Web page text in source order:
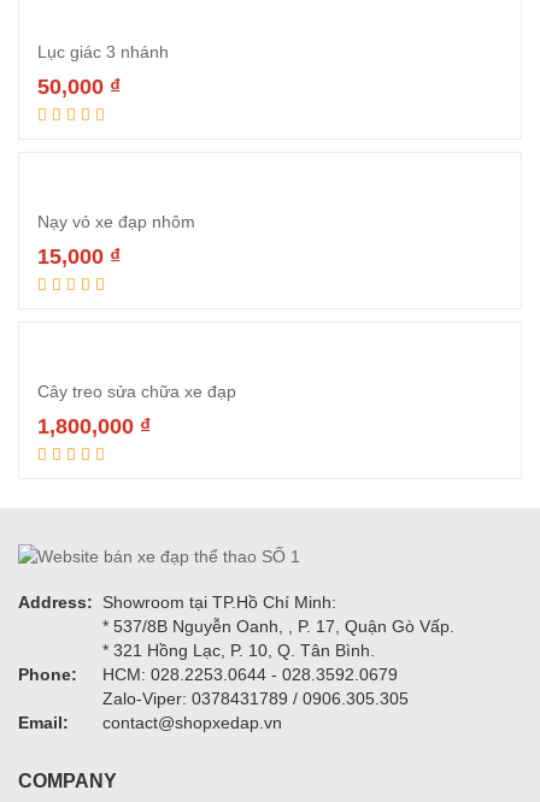
Lục giác 3 nhánh
50,000 ₫
Nạy vỏ xe đạp nhôm
15,000 ₫
Cây treo sửa chữa xe đạp
1,800,000 ₫
Address:
Showroom tại TP.Hồ Chí Minh:
* 537/8B Nguyễn Oanh, , P. 17, Quận Gò Vấp.
* 321 Hồng Lạc, P. 10, Q. Tân Bình.
Phone:
HCM: 028.2253.0644 - 028.3592.0679
Zalo-Viper: 0378431789 / 0906.305.305
Email:
contact@shopxedap.vn
COMPANY